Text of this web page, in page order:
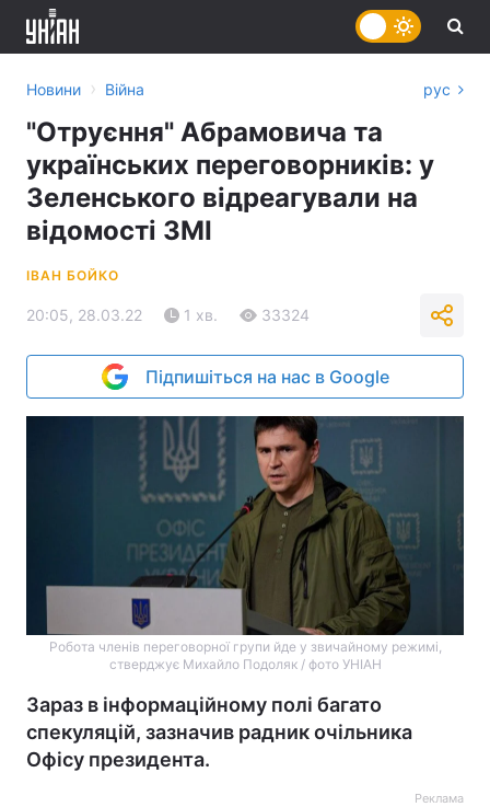
Новини › Війна рус
"Отруєння" Абрамовича та
українських переговорників: у
Зеленського відреагували на
відомості ЗМІ
ІВАН БОЙКО
20:05, 28.03.22 1 хв. 33324
Підпишіться на нас в Google
Робота членів переговорної групи йде у звичайному режимі,
стверджує Михайло Подоляк / фото УНІАН
Зараз в інформаційному полі багато
спекуляцій, зазначив радник очільника
Офісу президента.
Реклама